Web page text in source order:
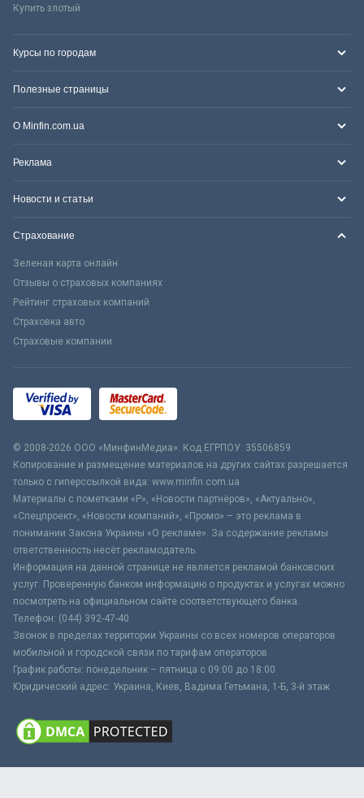
Купить злотый
Курсы по городам
Полезные страницы
О Minfin.com.ua
Реклама
Новости и статьи
Страхование
Зеленая карта онлайн
Отзывы о страховых компаниях
Рейтинг страховых компаний
Страховка авто
Страховые компании
© 2008-2026 ООО «МинфинМедиа». Код ЕГРПОУ: 35506859
Копирование и размещение материалов на других сайтах разрешается
только с гиперссылкой вида: www.minfin.com.ua
Материалы с пометками «Р», «Новости партнёров», «Актуально»,
«Спецпроект», «Новости компаний», «Промо» – это реклама в
понимании Закона Украины «О рекламе». За содержание рекламы
ответственность несёт рекламодатель.
Информация на данной странице не является рекламой банковских
услуг. Проверенную банком информацию о продуктах и услугах можно
посмотреть на официальном сайте соответствующего банка.
Телефон: (044) 392-47-40
Звонок в пределах территории Украины со всех номеров операторов
мобильной и городской связи по тарифам операторов
График работы: понедельник – пятница с 09:00 до 18:00
Юридический адрес: Украина, Киев, Вадима Гетьмана, 1-Б, 3-й этаж